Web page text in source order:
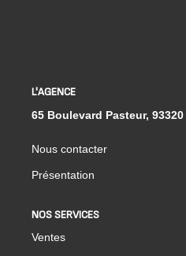
L'AGENCE
65 Boulevard Pasteur,
Nous contacter
Présentation
NOS SERVICES
Ventes